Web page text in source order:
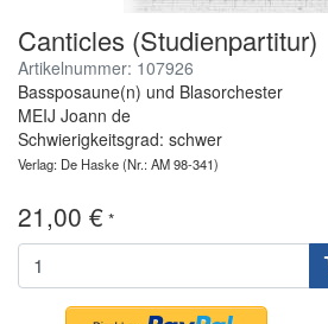
Canticles (Studienpartitur)
Artikelnummer: 107926
Bassposaune(n) und Blasorchester
MEIJ Joann de
Schwierigkeitsgrad: schwer
Verlag: De Haske(Nr.: AM 98-341)
21,00 € *